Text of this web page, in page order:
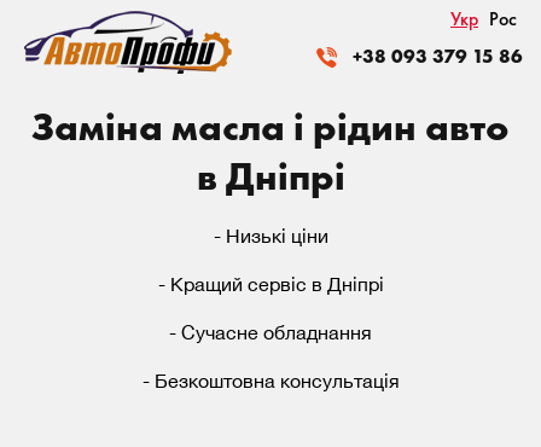
Укр Рос
+38 093 379 15 86
Заміна масла і рідин авто
в Дніпрі
- Низькі ціни
- Кращий сервіс в Дніпрі
- Сучасне обладнання
- Безкоштовна консультація